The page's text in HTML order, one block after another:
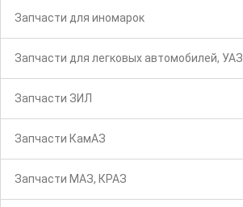
Запчасти для иномарок
Запчасти для легковых автомобилей, УАЗ
Запчасти ЗИЛ
Запчасти КамАЗ
Запчасти МАЗ, КРАЗ